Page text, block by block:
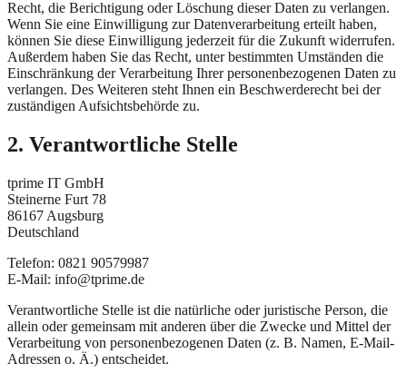
Recht, die Berichtigung oder Löschung dieser Daten zu verlangen.
Wenn Sie eine Einwilligung zur Datenverarbeitung erteilt haben,
können Sie diese Einwilligung jederzeit für die Zukunft widerrufen.
Außerdem haben Sie das Recht, unter bestimmten Umständen die
Einschränkung der Verarbeitung Ihrer personenbezogenen Daten zu
verlangen. Des Weiteren steht Ihnen ein Beschwerderecht bei der
zuständigen Aufsichtsbehörde zu.
2. Verantwortliche Stelle
tprime IT GmbH
Steinerne Furt 78
86167 Augsburg
Deutschland
Telefon: 0821 90579987
E-Mail: info@tprime.de
Verantwortliche Stelle ist die natürliche oder juristische Person, die
allein oder gemeinsam mit anderen über die Zwecke und Mittel der
Verarbeitung von personenbezogenen Daten (z. B. Namen, E-Mail-
Adressen o. Ä.) entscheidet.